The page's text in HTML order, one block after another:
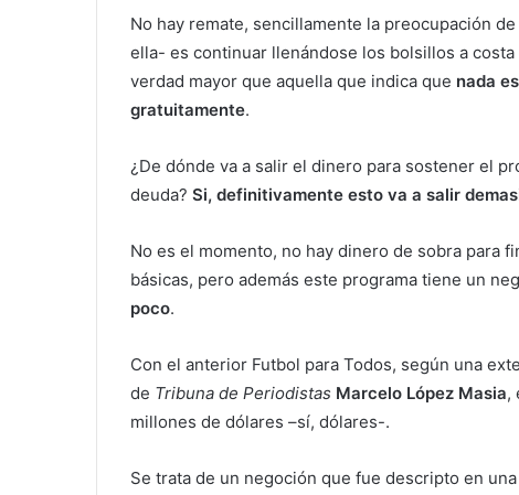
No hay remate, sencillamente la preocupación
ella- es continuar llenándose los bolsillos a
verdad mayor que aquella que indica que nada
gratuitamente.
¿De dónde va a salir el dinero para sostener el
deuda? Si, definitivamente esto va a salir
No es el momento, no hay dinero de sobra para
básicas, pero además este programa tiene un
poco.
Con el anterior Futbol para Todos, según una
de Tribuna de Periodistas Marcelo López Masia,
millones de dólares –sí, dólares-.
Se trata de un negoción que fue descripto en